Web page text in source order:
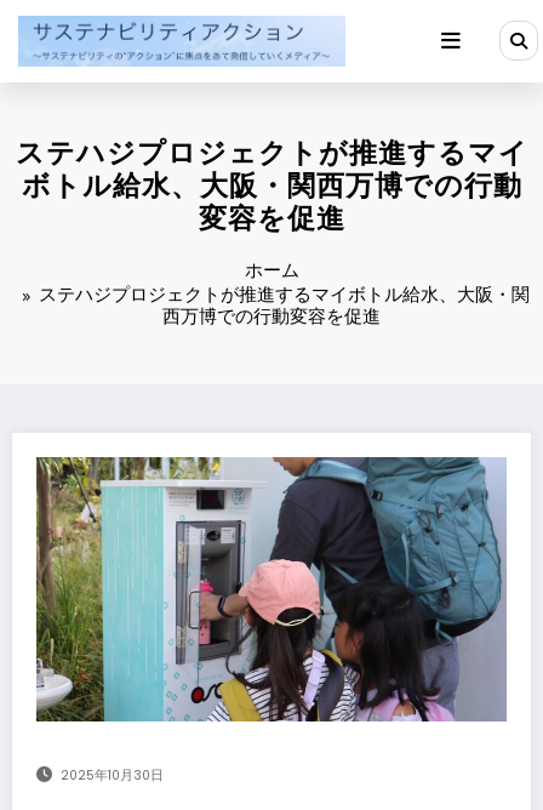
ン
ステハジプロジェクトが推進するマイ
ボトル給水、大阪・関西万博での行動
変容を促進
ホーム
ステハジプロジェクトが推進するマイボトル給水、大阪・関
西万博での行動変容を促進
2025年10月30日